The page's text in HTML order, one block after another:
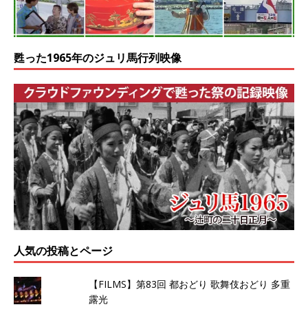
甦った1965年のジュリ馬行列映像
人気の投稿とページ
【FILMS】第83回 都おどり 歌舞伎おどり 多重
露光